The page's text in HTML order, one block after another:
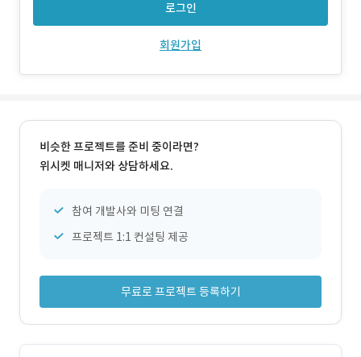
로그인
회원가입
비슷한 프로젝트를 준비 중이라면?
위시켓 매니저와 상담하세요.
참여 개발사와 미팅 연결
프로젝트 1:1 컨설팅 제공
무료로 프로젝트 등록하기